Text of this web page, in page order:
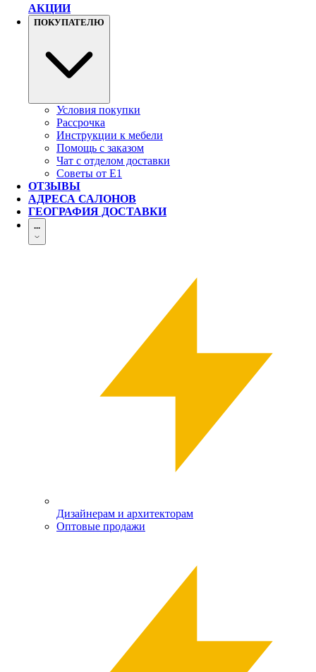
АКЦИИ
ПОКУПАТЕЛЮ
Условия покупки
Рассрочка
Инструкции к мебели
Помощь с заказом
Чат с отделом доставки
Советы от Е1
ОТЗЫВЫ
АДРЕСА САЛОНОВ
ГЕОГРАФИЯ ДОСТАВКИ
...
Дизайнерам и архитекторам
Оптовые продажи